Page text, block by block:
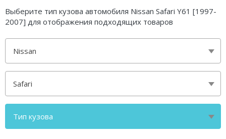
Выберите тип кузова автомобиля Nissan Safari Y61 [1997-
2007] для отображения подходящих товаров
Nissan
Safari
Тип кузова
Услуги